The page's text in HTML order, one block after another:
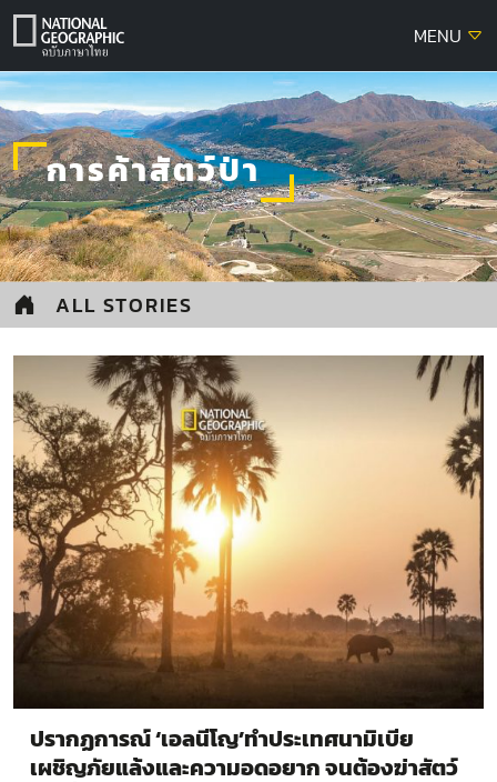
Skip
MENU
การค้าสัตว์ป่า
ALL STORIES
ปรากฏการณ์ ‘เอลนีโญ’ทำประเทศนามิเบีย
เผชิญภัยแล้งและความอดอยาก จนต้องฆ่าสัตว์